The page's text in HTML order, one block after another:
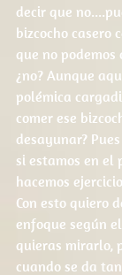
decir que
bizcocho casero
que no
¿no? Aunque
polémica
comer ese
desayunar?
si estamos en el
hacemos
Con esto quiero
enfoque según
quieras mirarlo,
cuando se da